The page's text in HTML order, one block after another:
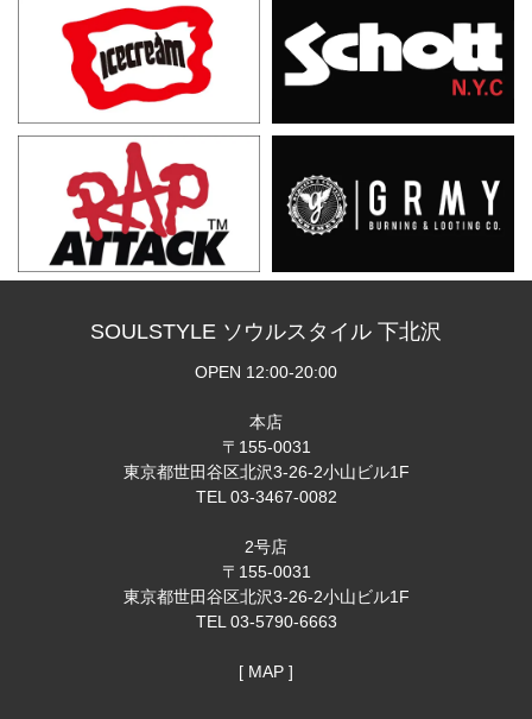
SOULSTYLE ソウルスタイル 下北沢
OPEN 12:00-20:00
本店
〒155-0031
東京都世田谷区北沢3-26-2小山ビル1F
TEL 03-3467-0082
2号店
〒155-0031
東京都世田谷区北沢3-26-2小山ビル1F
TEL 03-5790-6663
[ MAP ]